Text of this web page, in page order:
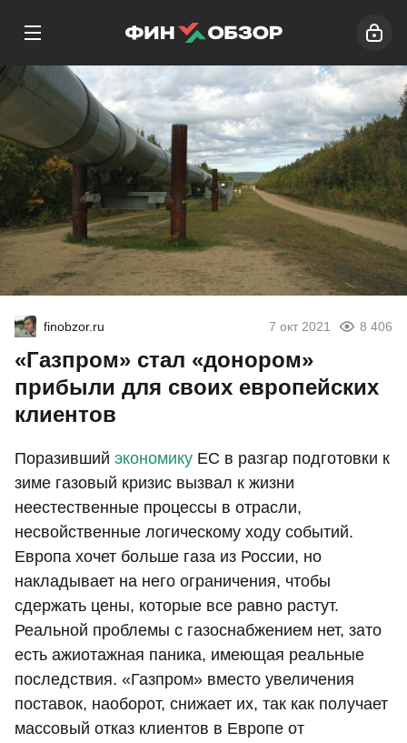
finobzor.ru 7 окт 2021 8 406
«Газпром» стал «донором»
прибыли для своих европейских
клиентов
Поразивший экономику ЕС в разгар подготовки к
зиме газовый кризис вызвал к жизни
неестественные процессы в отрасли,
несвойственные логическому ходу событий.
Европа хочет больше газа из России, но
накладывает на него ограничения, чтобы
сдержать цены, которые все равно растут.
Реальной проблемы с газоснабжением нет, зато
есть ажиотажная паника, имеющая реальные
последствия. «Газпром» вместо увеличения
поставок, наоборот, снижает их, так как получает
массовый отказ клиентов в Европе от